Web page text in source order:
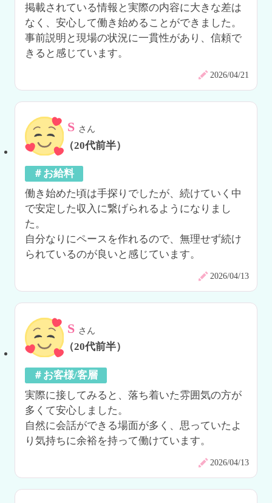
掲載されている情報と実際の内容に大きな差は
なく、安心して働き始めることができました。
事前説明と現場の状況に一貫性があり、信頼で
きると感じています。
2026/04/21
S さん
（20代前半）
＃お給料
働き始めた頃は手探りでしたが、続けていく中
で安定した収入に繋げられるようになりまし
た。
自分なりにペースを作れるので、無理せず続け
られているのが良いと感じています。
2026/04/13
S さん
（20代前半）
＃お客様/客層
実際に接してみると、落ち着いた雰囲気の方が
多くて安心しました。
自然に会話ができる場面が多く、思っていたよ
り気持ちに余裕を持って働けています。
2026/04/13